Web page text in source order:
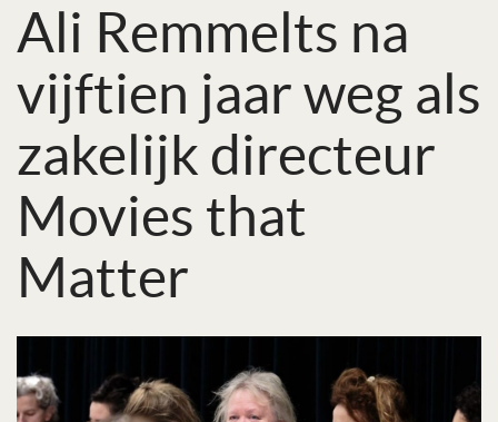
Ali Remmelts na
vijftien jaar weg als
zakelijk directeur
Movies that
Matter